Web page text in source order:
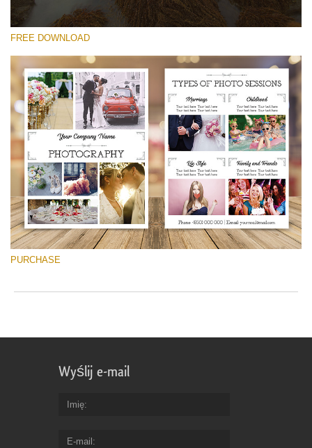
Proszę wybrać
Free Font #13
Photography Flyer Template
Darmowe Pobieranie
FREE DOWNLOAD
PURCHASE
Wyślij e-mail
Imię
E-mail